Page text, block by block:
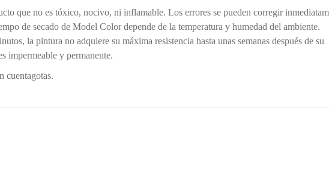
que no es tóxico, nocivo, ni inflamable. Los errores se pueden corregir
de secado de Model Color depende de la temperatura y humedad del ambiente.
la pintura no adquiere su máxima resistencia hasta unas semanas después de su
impermeable y permanente.
cuentagotas.